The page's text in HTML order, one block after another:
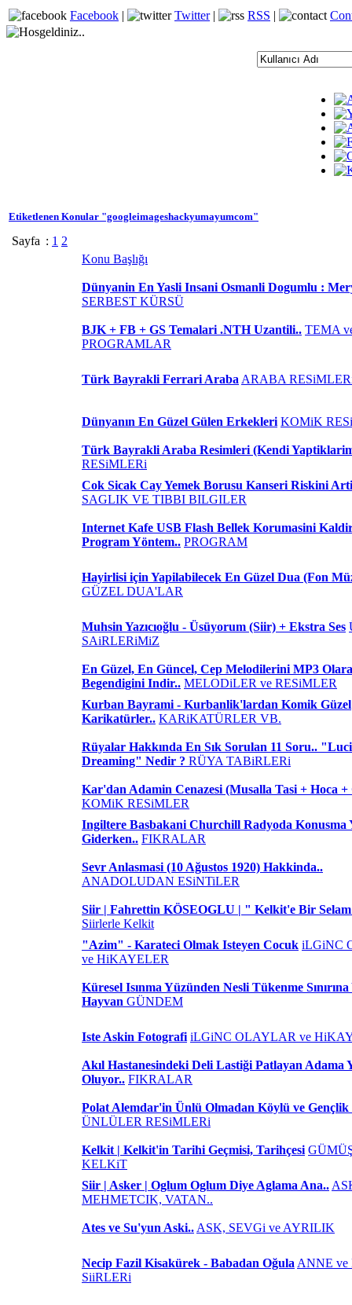
Facebook | Twitter| RSS |
Etiketlenen Konular "googleimageshackyumayumcom"
Sayfa : 1 2
Konu Başlığı
Dünyanin En Yasli Insani Osmanli Dogumlu :
SERBEST KÜRSÜ
BJK + FB + GS Temalari .NTH Uzantili.. TEMA
PROGRAMLAR
Türk Bayrakli Ferrari Araba ARABA
Dünyanın En Güzel Gülen Erkekleri KOMiK
Türk Bayrakli Araba Resimleri (Kendi
RESiMLERi
Cok Sicak Cay Yemek Borusu Kanseri Riskini
SAGLIK VE TIBBI BILGILER
Internet Kafe USB Flash Bellek Korumasini
Program Yöntem.. PROGRAM
Hayirlisi için Yapilabilecek En Güzel Dua (Fon
GÜZEL DUA'LAR
Muhsin Yazıcıoğlu - Üsüyorum (Siir) + Ekstra Ses
SAiRLERiMiZ
En Güzel, En Güncel, Cep Melodilerini MP3
Begendigini Indir.. MELODiLER ve RESiMLER
Kurban Bayrami - Kurbanlik'lardan Komik Güzel
Karikatürler.. KARiKATÜRLER VB.
Rüyalar Hakkında En Sık Sorulan 11 Soru..
Dreaming" Nedir ? RÜYA TABiRLERi
Kar'dan Adamin Cenazesi (Musalla Tasi + Hoca +
KOMiK RESiMLER
Ingiltere Basbakani Churchill Radyoda Konusma
Giderken.. FIKRALAR
Sevr Anlasmasi (10 Ağustos 1920) Hakkinda..
ANADOLUDAN ESiNTiLER
Siir | Fahrettin KÖSEOGLU | " Kelkit'e Bir
Siirlerle Kelkit
"Azim" - Karateci Olmak Isteyen Cocuk iLGiNC
ve HiKAYELER
Küresel Isınma Yüzünden Nesli Tükenme
Hayvan GÜNDEM
Iste Askin Fotografi iLGiNC OLAYLAR ve
Akıl Hastanesindeki Deli Lastiği Patlayan Adama
Oluyor.. FIKRALAR
Polat Alemdar'in Ünlü Olmadan Köylü ve Gençlik
ÜNLÜLER RESiMLERi
Kelkit | Kelkit'in Tarihi Geçmisi, Tarihçesi
KELKiT
Siir | Asker | Oglum Oglum Diye Aglama Ana..
MEHMETCIK, VATAN..
Ates ve Su'yun Aski.. ASK, SEVGi ve AYRILIK
Necip Fazil Kisakürek - Babadan Oğula ANNE
SiiRLERi